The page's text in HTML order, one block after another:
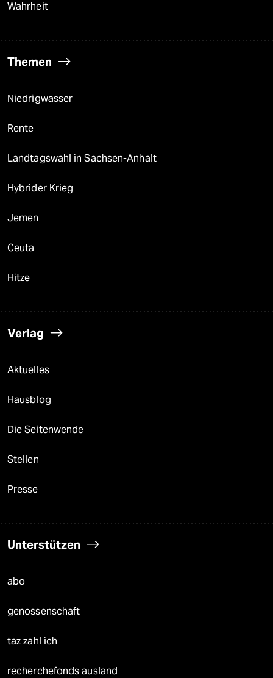
Wahrheit
Themen
Niedrigwasser
Rente
Landtagswahl in Sachsen-Anhalt
Hybrider Krieg
Jemen
Ceuta
Hitze
Verlag
Aktuelles
Hausblog
Die Seitenwende
Stellen
Presse
Unterstützen
abo
genossenschaft
taz zahl ich
recherchefonds ausland